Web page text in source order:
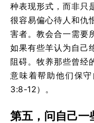
种表现形式，而非只
很容易偏心待人和仇
害者。教会合一需要
如果有些羊认为自己
阻碍。牧养那些曾经
意味着帮助他们保
3:8-12）。
第五，问自己一